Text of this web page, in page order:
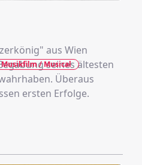
aus Wien
seines ältesten
Überaus
ersten Erfolge.
Musikfilm / Musical